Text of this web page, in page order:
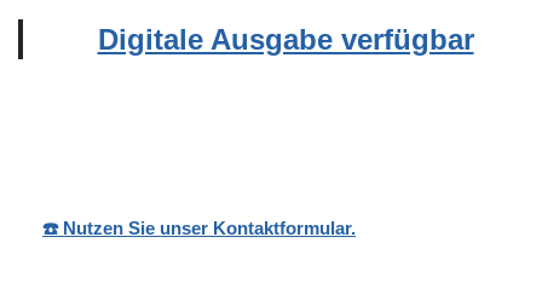
Digitale Ausgabe verfügbar
☎️ Nutzen Sie unser Kontaktformular.